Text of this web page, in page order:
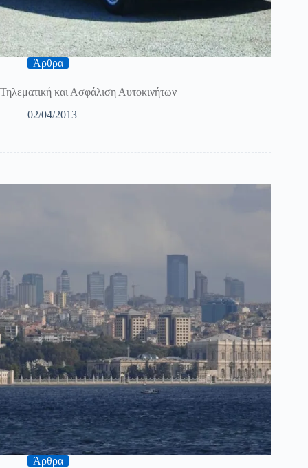
Άρθρα
Τηλεματική και Ασφάλιση Αυτοκινήτων
02/04/2013
Άρθρα